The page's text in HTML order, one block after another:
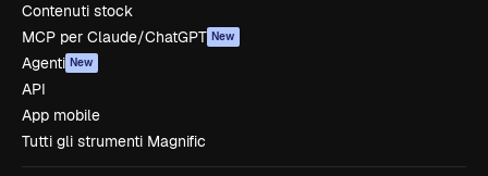
Contenuti stock
MCP per Claude/ChatGPT New
Agenti New
API
App mobile
Tutti gli strumenti Magnific